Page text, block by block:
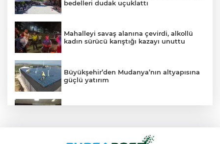
bedelleri dudak uçuklattı
Mahalleyi savaş alanına çevirdi, alkollü
kadın sürücü karıştığı kazayı unuttu
Büyükşehir’den Mudanya’nın altyapısına
güçlü yatırım